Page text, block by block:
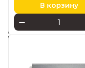
В корзину